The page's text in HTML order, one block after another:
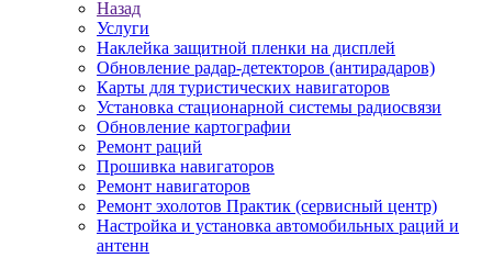
Назад
Услуги
Наклейка защитной пленки на дисплей
Обновление радар-детекторов (антирадаров)
Карты для туристических навигаторов
Установка стационарной системы радиосвязи
Обновление картографии
Ремонт раций
Прошивка навигаторов
Ремонт навигаторов
Ремонт эхолотов Практик (сервисный центр)
Настройка и установка автомобильных раций и
антенн